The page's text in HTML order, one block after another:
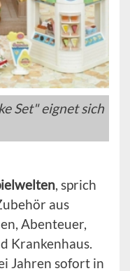
Set" eignet sich
, sprich
aus
Abenteuer,
Krankenhaus.
Jahren sofort in